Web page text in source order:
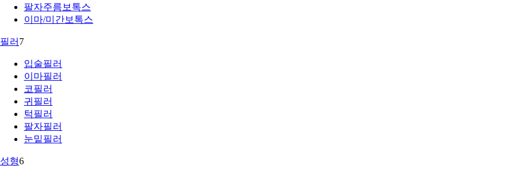
팔자주름보톡스
이마/미간보톡스
필러 7
입술필러
이마필러
코필러
귀필러
턱필러
팔자필러
눈밑필러
성형6